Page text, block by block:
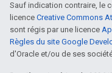
Sauf indication contraire, le
licence Creative Commons
sont régis par une licence
Règles du site Google
d'Oracle et/ou de ses